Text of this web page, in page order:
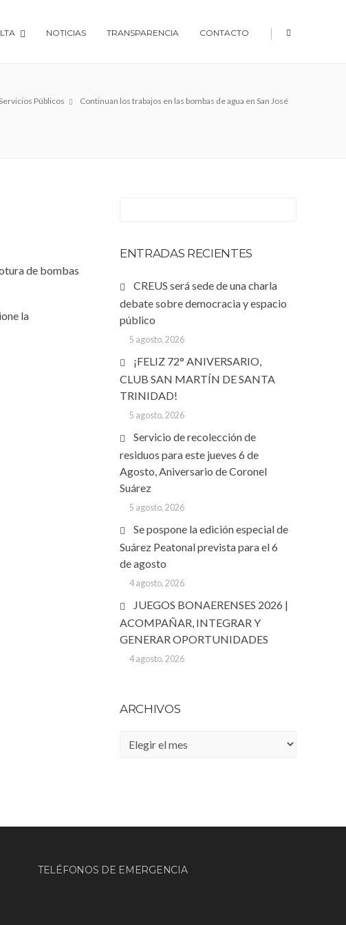
NOTICIAS TRANSPARENCIA CONTACTO |
Servicios Públicos Continuan los trabajos en las bombas de agua en San José
de bombas
la
ENTRADAS RECIENTES
CREUS será sede de una charla
debate sobre democracia y espacio
público
5 agosto, 2026
¡FELIZ 72° ANIVERSARIO,
CLUB SAN MARTÍN DE SANTA
TRINIDAD!
5 agosto, 2026
Servicio de recolección de
residuos para este jueves 6 de
Agosto, Aniversario de Coronel
Suárez
5 agosto, 2026
Se pospone la edición especial de
Suárez Peatonal prevista para el 6
de agosto
4 agosto, 2026
JUEGOS BONAERENSES 2026 |
ACOMPAÑAR, INTEGRAR Y
GENERAR OPORTUNIDADES
4 agosto, 2026
ARCHIVOS
Archivos
TELÉFONOS DE EMERGENCIA